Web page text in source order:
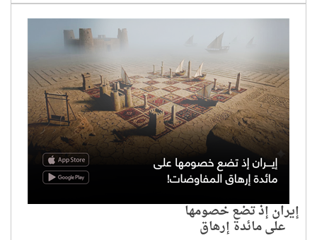
إيران إذ تضع خصومها
على مائدة إرهاق